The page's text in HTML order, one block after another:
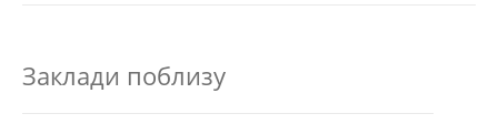
Заклади поблизу